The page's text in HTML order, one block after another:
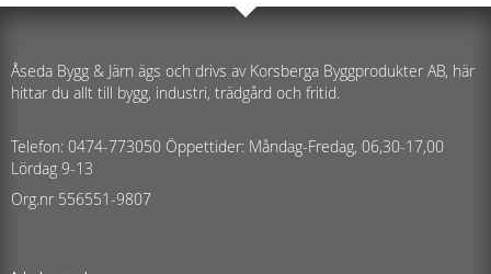
Åseda Bygg & Järn ägs och drivs av Korsberga Byggprodukter AB, här
hittar du allt till bygg, industri, trädgård och fritid.
Telefon: 0474-773050 Öppettider: Måndag-Fredag, 06,30-17,00
Lördag 9-13
Org.nr 556551-9807